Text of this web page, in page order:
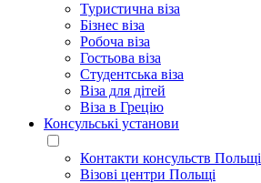
Туристична віза
Бізнес віза
Робоча віза
Гостьова віза
Студентська віза
Віза для дітей
Віза в Грецію
Консульські установи
Контакти консульств Польщі
Візові центри Польщі